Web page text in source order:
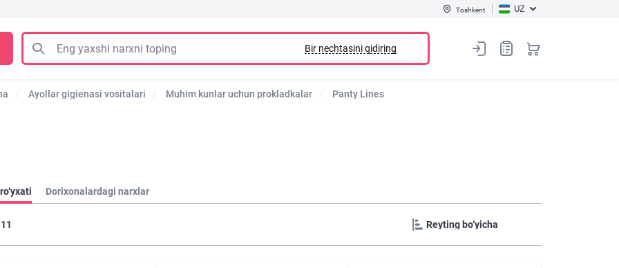
Toshkent UZ
Bir nechtasini qidiring
Ayollar gigienasi vositalari Muhim kunlar uchun prokladkalar Panty Lines
Dorixonalardagi narxlar
11